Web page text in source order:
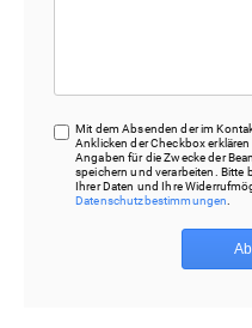
Mit dem Absenden der im
Anklicken der Checkbox
Angaben für die Zwecke der
speichern und verarbeiten. Bitte
Ihrer Daten und Ihre
Datenschutzbestimmungen